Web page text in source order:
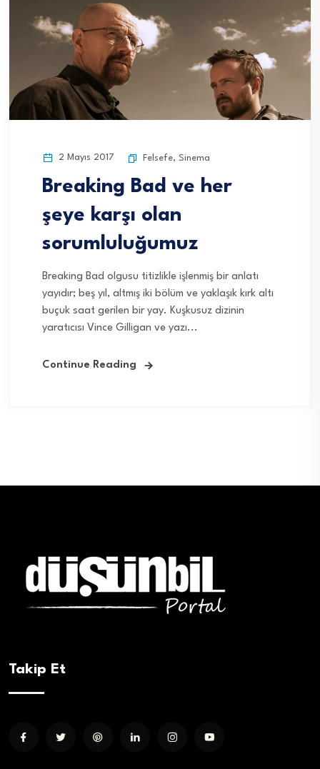
2 Mayıs 2017 Felsefe, Sinema
Breaking Bad ve her
şeye karşı olan
sorumluluğumuz
Breaking Bad olgusu titizlikle işlenmiş bir anlatı
yayıdır; beş yıl, altmış iki bölüm ve yaklaşık kırk altı
buçuk saat gerilen bir yay. Kuşkusuz dizinin
yaratıcısı Vince Gilligan ve yazı...
Continue Reading
Takip Et